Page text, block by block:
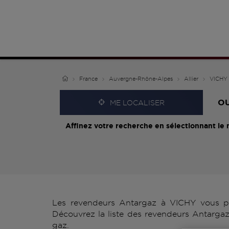
France Auvergne-Rhône-Alpes Allier VICHY
ME LOCALISER
Affinez votre recherche en sélectionnant le
Les revendeurs Antargaz à VICHY vous
Découvrez la liste des revendeurs
gaz.